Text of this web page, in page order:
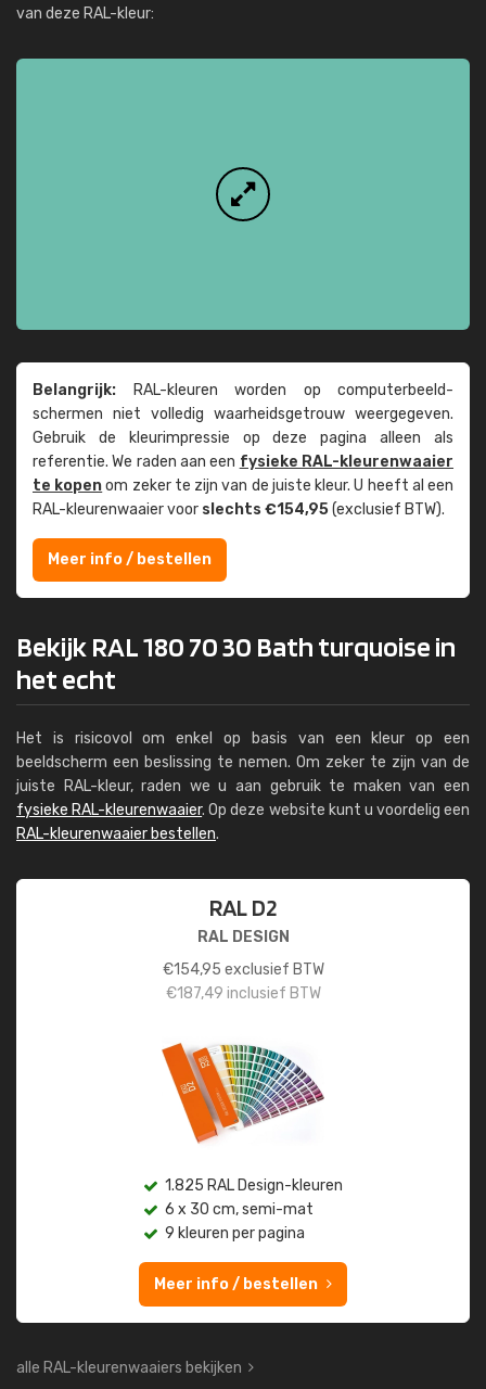
van deze RAL-kleur:
Belangrijk: RAL-kleuren worden op computer­beeld­
schermen niet volledig waarheids­­getrouw weer­gegeven.
Gebruik de kleur­impressie op deze pagina alleen als
referentie. We raden aan een fysieke RAL-kleuren­waaier
te kopenom zeker te zijn van de juiste kleur. U heeft al een
RAL-kleuren­waaier voor slechts €154,95(exclusief BTW).
Meer info / bestellen
Bekijk RAL 180 70 30 Bath turquoise in
het echt
Het is risicovol om enkel op basis van een kleur op een
beeldscherm een beslissing te nemen. Om zeker te zijn van de
juiste RAL-kleur, raden we u aan gebruik te maken van een
fysieke RAL-kleurenwaaier. Op deze website kunt u voordelig een
RAL-kleurenwaaier bestellen.
RAL D2
RAL DESIGN
€154,95 exclusief BTW
€187,49 inclusief BTW
1.825 RAL Design-kleuren
6 x 30 cm, semi-mat
9 kleuren per pagina
Meer info / bestellen
alle RAL-kleurenwaaiers bekijken